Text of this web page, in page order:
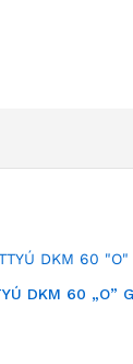
DKM 60 „O”